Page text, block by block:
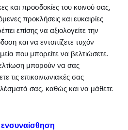
και προσδοκίες του κοινού σας,
προκλήσεις και ευκαιρίες
επίσης να αξιολογείτε την
και να εντοπίζετε τυχόν
που μπορείτε να βελτιώσετε.
μπορούν να σας
τις επικοινωνιακές σας
σας, καθώς και να μάθετε